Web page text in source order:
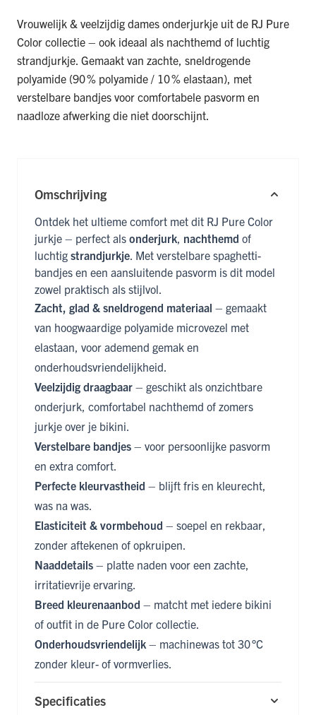
Vrouwelijk & veelzijdig dames onderjurkje uit de RJ Pure
Color collectie – ook ideaal als nachthemd of luchtig
strandjurkje. Gemaakt van zachte, sneldrogende
polyamide (90 % polyamide / 10 % elastaan), met
verstelbare bandjes voor comfortabele pasvorm en
naadloze afwerking die niet doorschijnt.
Omschrijving
Ontdek het ultieme comfort met dit RJ Pure Color
jurkje – perfect als onderjurk, nachthemd of
luchtig strandjurkje. Met verstelbare spaghetti-
bandjes en een aansluitende pasvorm is dit model
zowel praktisch als stijlvol.
Zacht, glad & sneldrogend materiaal – gemaakt
van hoogwaardige polyamide microvezel met
elastaan, voor ademend gemak en
onderhoudsvriendelijkheid.
Veelzijdig draagbaar – geschikt als onzichtbare
onderjurk, comfortabel nachthemd of zomers
jurkje over je bikini.
Verstelbare bandjes – voor persoonlijke pasvorm
en extra comfort.
Perfecte kleurvastheid – blijft fris en kleurecht,
was na was.
Elasticiteit & vormbehoud – soepel en rekbaar,
zonder aftekenen of opkruipen.
Naaddetails – platte naden voor een zachte,
irritatievrije ervaring.
Breed kleurenaanbod – matcht met iedere bikini
of outfit in de Pure Color collectie.
Onderhoudsvriendelijk – machinewas tot 30 °C
zonder kleur- of vormverlies.
Specificaties